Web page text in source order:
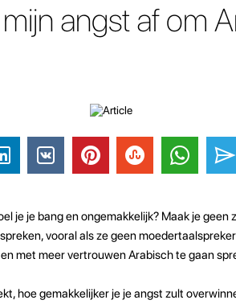
angst af om
je je bang en ongemakkelijk? Maak je geen
vooral als ze geen
met meer vertrouwen Arabisch te gaan
hoe gemakkelijker je je angst zult